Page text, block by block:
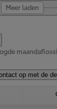
Meer laden
op met de